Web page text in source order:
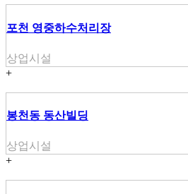
포천 영중하수처리장
상업시설
+
봉천동 동산빌딩
상업시설
+